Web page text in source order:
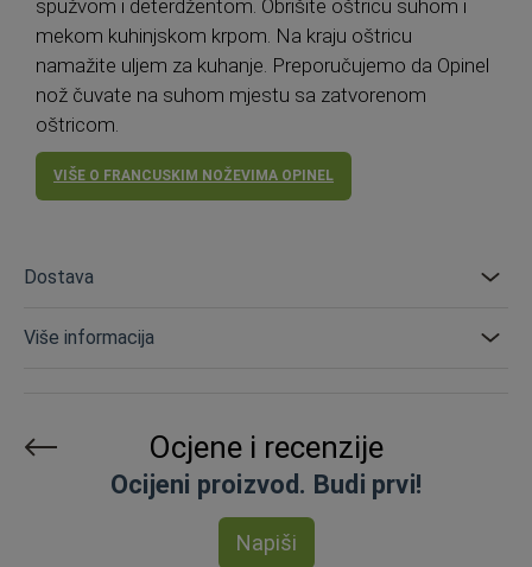
spužvom i deterdžentom. Obrišite oštricu suhom i
mekom kuhinjskom krpom. Na kraju oštricu
namažite uljem za kuhanje. Preporučujemo da Opinel
nož čuvate na suhom mjestu sa zatvorenom
oštricom.
VIŠE O FRANCUSKIM NOŽEVIMA OPINEL
Dostava
Više informacija
Ocjene i recenzije
Ocijeni proizvod. Budi prvi!
Napiši